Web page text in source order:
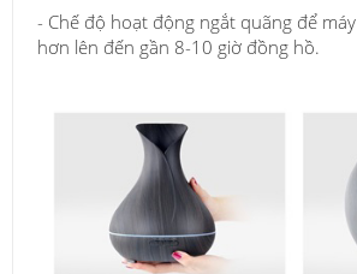
- Chế độ hoạt động ngắt quãng để
hơn lên đến gần 8-10 giờ đồng hồ.